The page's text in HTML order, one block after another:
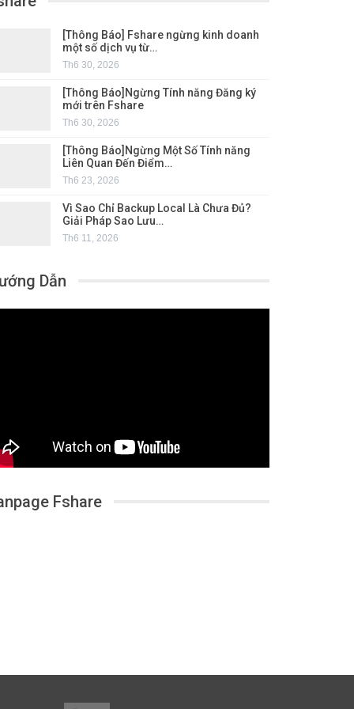
[Thông Báo] Fshare ngừng kinh doanh
một số dịch vụ từ…
Th6 30, 2026
[Thông Báo]Ngừng Tính năng Đăng ký
mới trên Fshare
Th6 30, 2026
[Thông Báo]Ngừng Một Số Tính năng
Liên Quan Đến Điểm…
Th6 23, 2026
Vì Sao Chỉ Backup Local Là Chưa Đủ?
Giải Pháp Sao Lưu…
Th6 11, 2026
Dẫn
Fshare